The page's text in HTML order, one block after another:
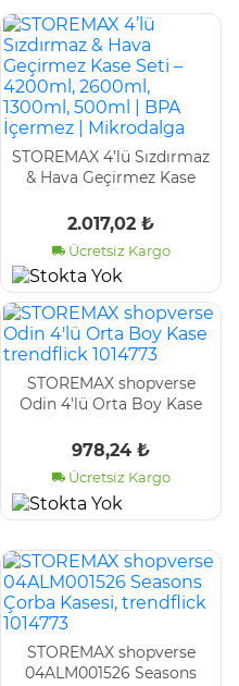
STOREMAX 4’lü Sızdırmaz
& Hava Geçirmez Kase
1300ml, 500ml | BPA
İçermez | Mikrodalga
2.017,02 ₺
Ücretsiz Kargo
STOREMAX shopverse
Odin 4'lü Orta Boy Kase
978,24 ₺
Ücretsiz Kargo
STOREMAX shopverse
04ALM001526 Seasons